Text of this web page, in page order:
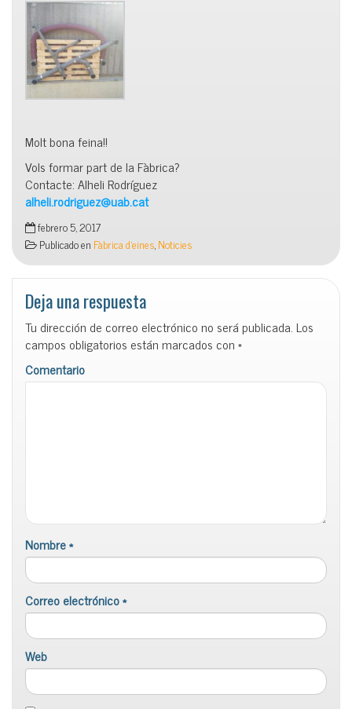
Molt bona feina!!
Vols formar part de la Fàbrica?
Contacte: Alheli Rodríguez
alheli.rodriguez@uab.cat
febrero 5, 2017
Publicado en Fàbrica d'eines,Noticies
Deja una respuesta
Tu dirección de correo electrónico no será publicada. Los
campos obligatorios están marcados con*
Comentario
Nombre*
Correo electrónico*
Web